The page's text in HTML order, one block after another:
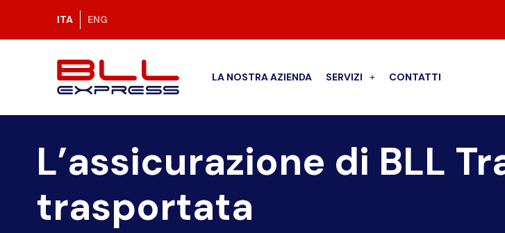
ITA ENG
LA NOSTRA AZIENDA SERVIZI CONTATTI
L’assicurazione di BLL
trasportata